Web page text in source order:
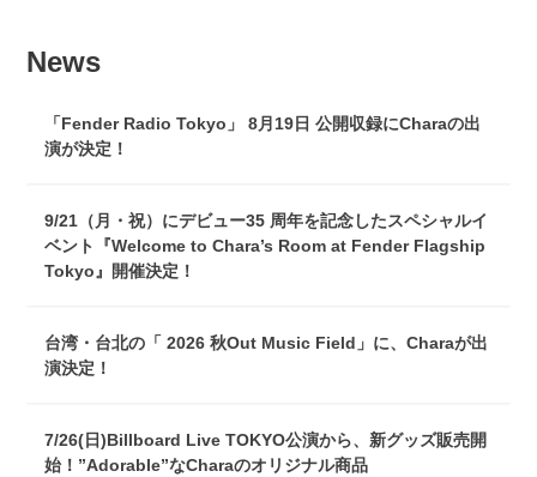
News
「Fender Radio Tokyo」 8月19日 公開収録にCharaの出
演が決定！
9/21（月・祝）にデビュー35 周年を記念したスペシャルイ
ベント『Welcome to Chara’s Room at Fender Flagship
Tokyo』開催決定！
台湾・台北の「 2026 秋Out Music Field」に、Charaが出
演決定！
7/26(日)Billboard Live TOKYO公演から、新グッズ販売開
始！”Adorable”なCharaのオリジナル商品